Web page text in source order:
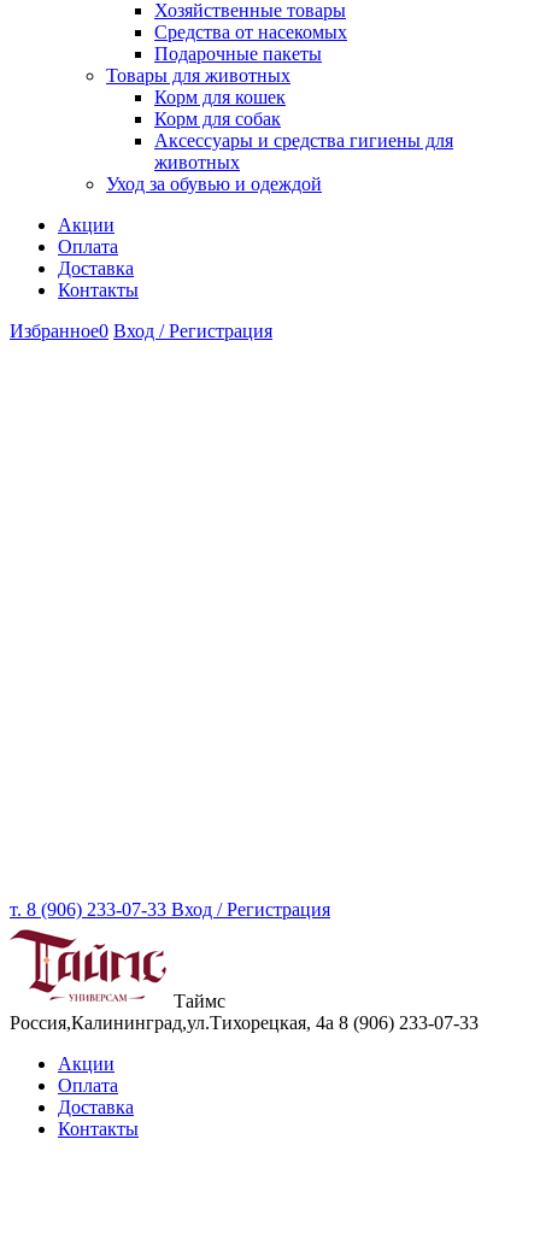
Хозяйственные товары
Средства от насекомых
Подарочные пакеты
Товары для животных
Корм для кошек
Корм для собак
Аксессуары и средства гигиены для
животных
Уход за обувью и одеждой
Акции
Оплата
Доставка
Контакты
Избранное0 Вход / Регистрация
т. 8 (906) 233-07-33 Вход / Регистрация
Таймс
Россия,Калининград,ул.Тихорецкая, 4а 8 (906) 233-07-33
Акции
Оплата
Доставка
Контакты